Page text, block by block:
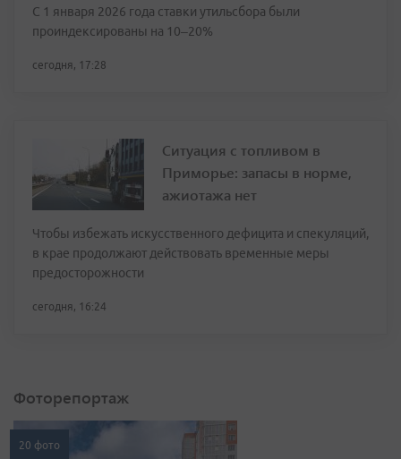
С 1 января 2026 года ставки утильсбора были
проиндексированы на 10–20%
сегодня, 17:28
Ситуация с топливом в
Приморье: запасы в норме,
ажиотажа нет
Чтобы избежать искусственного дефицита и спекуляций,
в крае продолжают действовать временные меры
предосторожности
сегодня, 16:24
Фоторепортаж
20 фото